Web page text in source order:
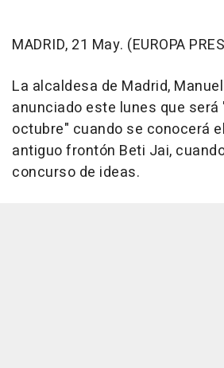
MADRID, 21 May. (EUROPA
La alcaldesa de Madrid,
anunciado este lunes que
octubre" cuando se conocerá
antiguo frontón Beti Jai,
concurso de ideas.